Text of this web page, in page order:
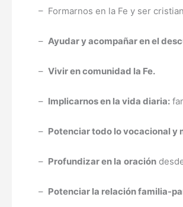
– Formarnos en la Fe y ser
– Ayudar y acompañar en el
– Vivir en comunidad la Fe.
– Implicarnos en la vida diaria:
– Potenciar todo lo vocacional y
– Profundizar en la oración
– Potenciar la relación familia-